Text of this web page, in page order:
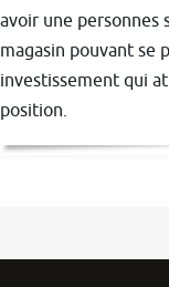
avoir une personnes
magasin pouvant se
investissement qui
position.